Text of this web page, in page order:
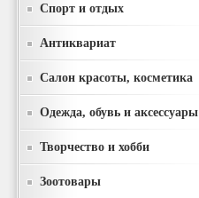
Спорт и отдых
Антиквариат
Салон красоты, косметика
Одежда, обувь и аксессуары
Творчество и хобби
Зоотовары